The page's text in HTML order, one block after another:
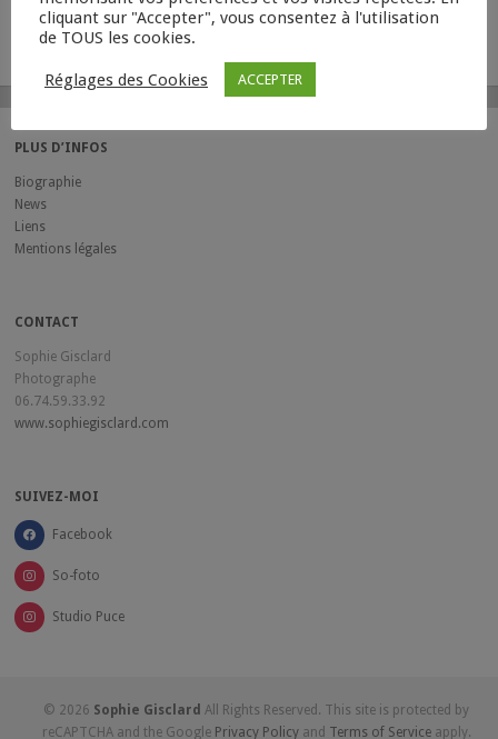
PLUS D’INFOS
Biographie
News
Liens
Mentions légales
CONTACT
Sophie Gisclard
Photographe
06.74.59.33.92
www.sophiegisclard.com
SUIVEZ-MOI
Facebook
So-foto
Studio Puce
© 2026 Sophie Gisclard All Rights Reserved. This site is protected by
reCAPTCHA and the Google Privacy Policyand Terms of Serviceapply.
cliquant sur "Accepter", vous consentez à l'utilisation
de TOUS les cookies.
Réglages des Cookies ACCEPTER